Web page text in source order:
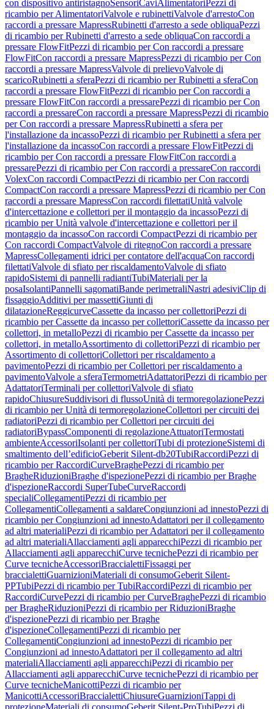
con dispositivo antiristagnoSensoriCaviAlimentatori Pezzi di
ricambio per AlimentatoriValvole e rubinettiValvole d'arrestoCon
raccordi a pressare MapressRubinetti d'arresto a sede obliquaPezzi
di ricambio per Rubinetti d'arresto a sede obliquaCon raccordi a
pressare FlowFitPezzi di ricambio per Con raccordi a pressare
FlowFitCon raccordi a pressare MapressPezzi di ricambio per Con
raccordi a pressare MapressValvole di prelievoValvole di
scaricoRubinetti a sferaPezzi di ricambio per Rubinetti a sferaCon
raccordi a pressare FlowFitPezzi di ricambio per Con raccordi a
pressare FlowFitCon raccordi a pressarePezzi di ricambio per Con
raccordi a pressareCon raccordi a pressare MapressPezzi di ricambio
per Con raccordi a pressare MapressRubinetti a sfera per
l'installazione da incassoPezzi di ricambio per Rubinetti a sfera per
l'installazione da incassoCon raccordi a pressare FlowFitPezzi di
ricambio per Con raccordi a pressare FlowFitCon raccordi a
pressarePezzi di ricambio per Con raccordi a pressareCon raccordi
VolexCon raccordi CompactPezzi di ricambio per Con raccordi
CompactCon raccordi a pressare MapressPezzi di ricambio per Con
raccordi a pressare MapressCon raccordi filettatiUnità valvole
d'intercettazione e collettori per il montaggio da incassoPezzi di
ricambio per Unità valvole d'intercettazione e collettori per il
montaggio da incassoCon raccordi CompactPezzi di ricambio per
Con raccordi CompactValvole di ritegnoCon raccordi a pressare
MapressCollegamenti idrici per contatore dell'acquaCon raccordi
filettatiValvole di sfiato per riscaldamentoValvole di sfiato
rapidoSistemi di pannelli radiantiTubiMateriali per la
posaIsolantiPannelli sagomatiBande perimetraliNastri adesiviClip di
fissaggioAdditivi per massettiGiunti di
dilatazioneReggicurveCassette da incasso per collettoriPezzi di
ricambio per Cassette da incasso per collettoriCassette da incasso per
collettori, in metalloPezzi di ricambio per Cassette da incasso per
collettori, in metalloAssortimento di collettoriPezzi di ricambio per
Assortimento di collettoriCollettori per riscaldamento a
pavimentoPezzi di ricambio per Collettori per riscaldamento a
pavimentoValvole a sferaTermometriAdattatoriPezzi di ricambio per
AdattatoriTerminali per collettoriValvole di sfiato
rapidoChiusureSuddivisori di flussoUnità di termoregolazionePezzi
di ricambio per Unità di termoregolazioneCollettori per circuiti dei
radiatoriPezzi di ricambio per Collettori per circuiti dei
radiatoriBypassComponenti di regolazioneAttuatoriTermostati
ambienteAccessoriIsolanti per collettoriTubi di protezioneSistemi di
smaltimento dell’edificioGeberit Silent-db20TubiRaccordiPezzi di
ricambio per RaccordiCurveBraghePezzi di ricambio per
BragheRiduzioniBraghe d'ispezionePezzi di ricambio per Braghe
d'ispezioneRaccordi SuperTubeCurveRaccordi
specialiCollegamentiPezzi di ricambio per
CollegamentiCollegamenti a saldareCongiunzioni ad innestoPezzi di
ricambio per Congiunzioni ad innestoAdattatori per il collegamento
ad altri materialiPezzi di ricambio per Adattatori per il collegamento
ad altri materialiAllacciamenti agli apparecchiPezzi di ricambio per
Allacciamenti agli apparecchiCurve tecnichePezzi di ricambio per
Curve tecnicheAccessoriBraccialettiFissaggi per
braccialettiGuarnizioniMateriali di consumoGeberit Silent-
PPTubiPezzi di ricambio per TubiRaccordiPezzi di ricambio per
RaccordiCurvePezzi di ricambio per CurveBraghePezzi di ricambio
per BragheRiduzioniPezzi di ricambio per RiduzioniBraghe
d'ispezionePezzi di ricambio per Braghe
d'ispezioneCollegamentiPezzi di ricambio per
CollegamentiCongiunzioni ad innestoPezzi di ricambio per
Congiunzioni ad innestoAdattatori per il collegamento ad altri
materialiAllacciamenti agli apparecchiPezzi di ricambio per
Allacciamenti agli apparecchiCurve tecnichePezzi di ricambio per
Curve tecnicheManicottiPezzi di ricambio per
ManicottiAccessoriBraccialettiChiusureGuarnizioniTappi di
protezioneMateriali di consumoGeberit Silent-ProTubiPezzi di